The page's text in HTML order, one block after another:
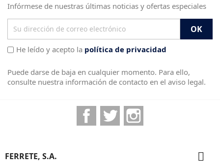
Infórmese de nuestras últimas noticias y ofertas especiales
He leído y acepto la política de privacidad
Puede darse de baja en cualquier momento. Para ello,
consulte nuestra información de contacto en el aviso legal.
FacebookTwitter
FERRETE, S.A. 